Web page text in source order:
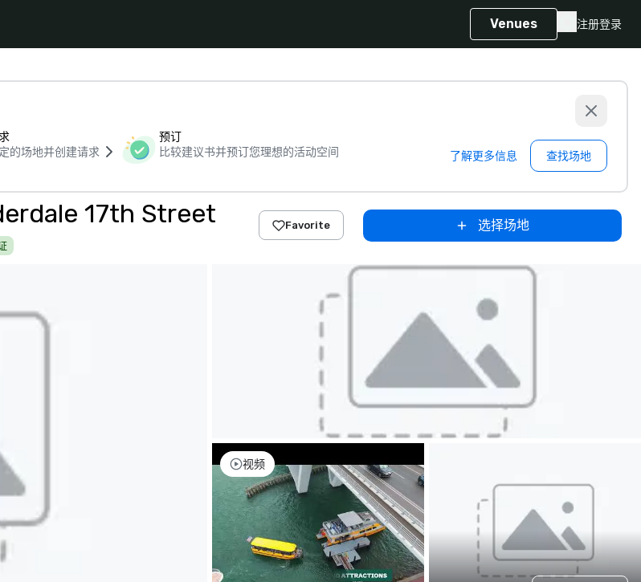
Venues 注册登录
的场地并创建请求
预订
比较建议书并预订您理想的活动空间
了解更多信息 查找场地
17th Street Favorite 选择场地
视频